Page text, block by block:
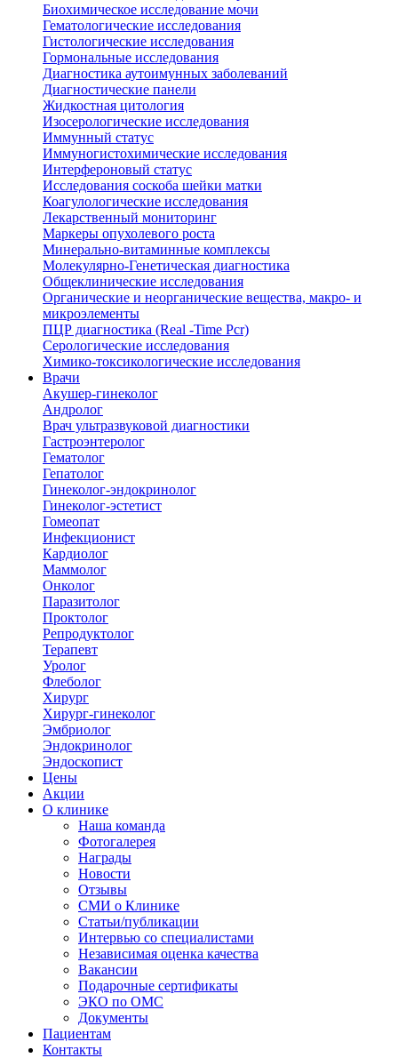
Биохимическое исследование мочи
Гематологические исследования
Гистологические исследования
Гормональные исследования
Диагностика аутоимунных заболеваний
Диагностические панели
Жидкостная цитология
Изосерологические исследования
Иммунный статус
Иммуногистохимические исследования
Интерфероновый статус
Исследования соскоба шейки матки
Коагулологические исследования
Лекарственный мониторинг
Маркеры опухолевого роста
Минерально-витаминные комплексы
Молекулярно-Генетическая диагностика
Общеклинические исследования
Органические и неорганические вещества, макро- и
микроэлементы
ПЦР диагностика (Real -Time Pcr)
Серологические исследования
Химико-токсикологические исследования
Врачи
Акушер-гинеколог
Андролог
Врач ультразвуковой диагностики
Гастроэнтеролог
Гематолог
Гепатолог
Гинеколог-эндокринолог
Гинеколог-эстетист
Гомеопат
Инфекционист
Кардиолог
Маммолог
Онколог
Паразитолог
Проктолог
Репродуктолог
Терапевт
Уролог
Флеболог
Хирург
Хирург-гинеколог
Эмбриолог
Эндокринолог
Эндоскопист
Цены
Акции
О клинике
Наша команда
Фотогалерея
Награды
Новости
Отзывы
СМИ о Клинике
Статьи/публикации
Интервью со специалистами
Независимая оценка качества
Вакансии
Подарочные сертификаты
ЭКО по ОМС
Документы
Пациентам
Контакты